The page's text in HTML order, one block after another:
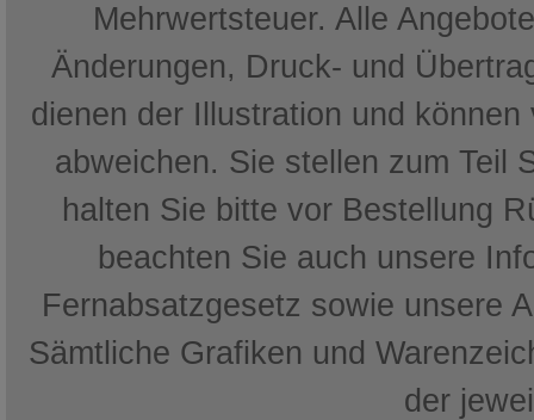
Mehrwertsteuer. Alle
Änderungen, Druck- und
dienen der Illustration und
abweichen. Sie stellen zum Teil
halten Sie bitte vor Bestellung
beachten Sie auch unsere
Fernabsatzgesetz sowie unsere
Sämtliche Grafiken und
der